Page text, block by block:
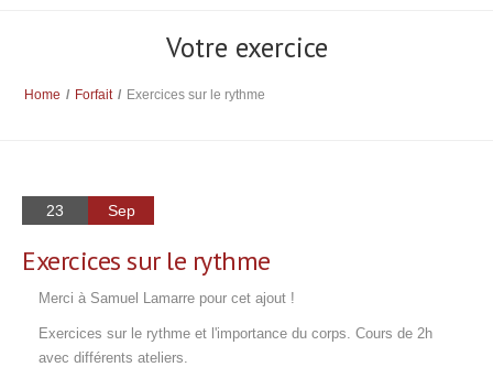
Votre exercice
Home / Forfait / Exercices sur le rythme
23 Sep
Exercices sur le rythme
Merci à Samuel Lamarre pour cet ajout !
Exercices sur le rythme et l'importance du corps. Cours de 2h
avec différents ateliers.